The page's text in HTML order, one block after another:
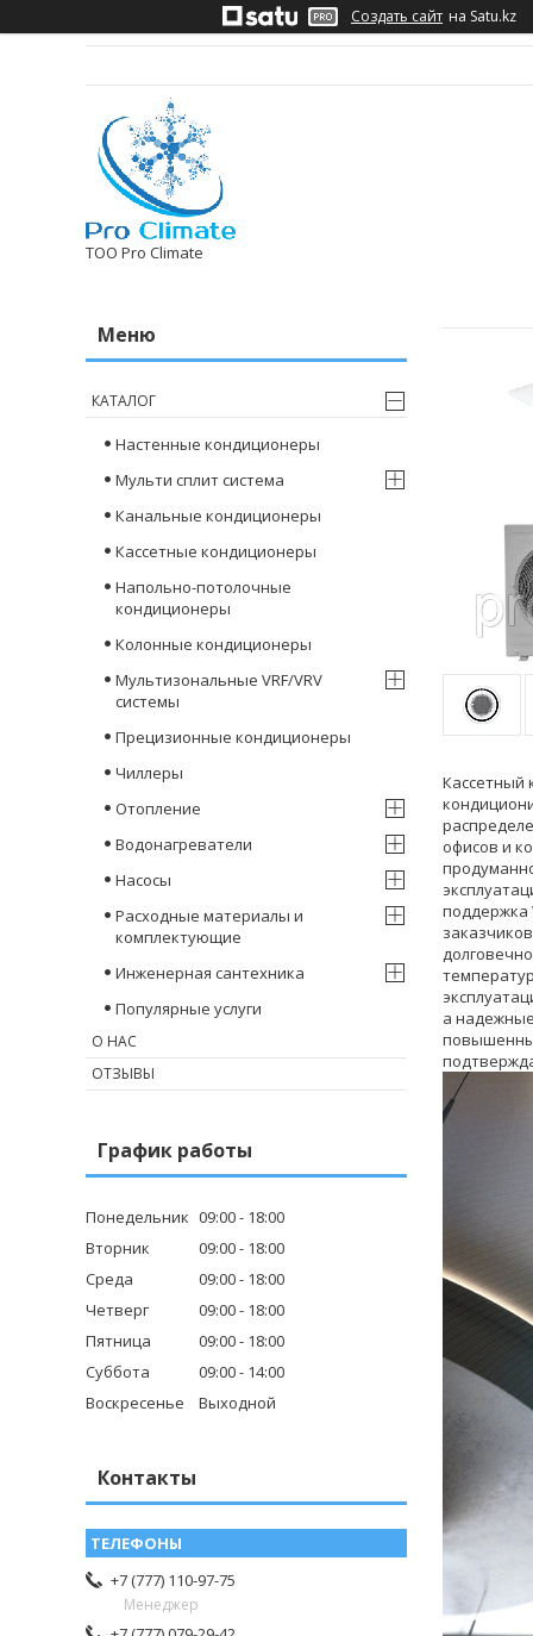
Создать сайт на Satu.kz
ТОО Pro Climate
Кассетный
офисов и
поддержка
а
КАТАЛОГ
Настенные кондиционеры
Мульти сплит система
Канальные кондиционеры
Кассетные кондиционеры
Напольно-потолочные
кондиционеры
Колонные кондиционеры
Мультизональные VRF/VRV
системы
Прецизионные кондиционеры
Чиллеры
Отопление
Водонагреватели
Насосы
Расходные материалы и
комплектующие
Инженерная сантехника
Популярные услуги
О НАС
ОТЗЫВЫ
График работы
Понедельник 09:00
18:00
Вторник
09:00
18:00
Среда
09:00
18:00
Четверг
09:00
18:00
Пятница
09:00
18:00
Суббота
09:00
14:00
Воскресенье
Выходной
Контакты
+7 (777) 110-97-75
Менеджер